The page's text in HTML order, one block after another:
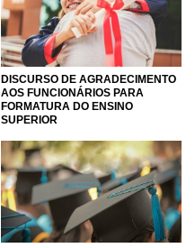
DISCURSO DE AGRADECIMENTO
AOS FUNCIONÁRIOS PARA
FORMATURA DO ENSINO
SUPERIOR